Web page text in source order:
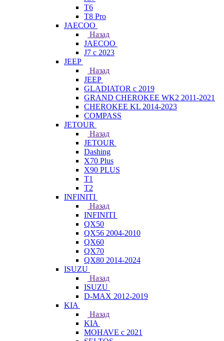
T6
T8 Pro
JAECOO
Назад
JAECOO
J7 с 2023
JEEP
Назад
JEEP
GLADIATOR с 2019
GRAND CHEROKEE WK2 2011-2021
CHEROKEE KL 2014-2023
COMPASS
JETOUR
Назад
JETOUR
Dashing
X70 Plus
X90 PLUS
T1
T2
INFINITI
Назад
INFINITI
QX50
QX56 2004-2010
QX60
QX70
QX80 2014-2024
ISUZU
Назад
ISUZU
D-MAX 2012-2019
KIA
Назад
KIA
MOHAVE с 2021